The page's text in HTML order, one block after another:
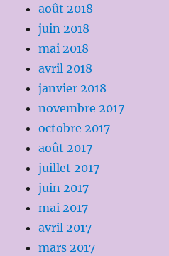
août 2018
juin 2018
mai 2018
avril 2018
janvier 2018
novembre 2017
octobre 2017
août 2017
juillet 2017
juin 2017
mai 2017
avril 2017
mars 2017